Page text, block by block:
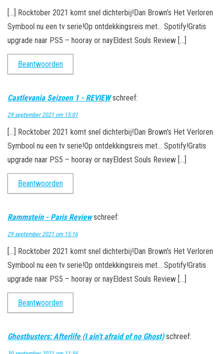
[…] Rocktober 2021 komt snel dichterbij!Dan Brown’s Het Verloren
Symbool nu een tv serie!Op ontdekkingsreis met… Spotify!Gratis
upgrade naar PS5 – hooray or nayEldest Souls Review […]
Beantwoorden
Castlevania Seizoen 1 - REVIEW schreef:
29 september 2021 om 15:01
[…] Rocktober 2021 komt snel dichterbij!Dan Brown’s Het Verloren
Symbool nu een tv serie!Op ontdekkingsreis met… Spotify!Gratis
upgrade naar PS5 – hooray or nayEldest Souls Review […]
Beantwoorden
Rammstein - Paris Review schreef:
29 september 2021 om 15:16
[…] Rocktober 2021 komt snel dichterbij!Dan Brown’s Het Verloren
Symbool nu een tv serie!Op ontdekkingsreis met… Spotify!Gratis
upgrade naar PS5 – hooray or nayEldest Souls Review […]
Beantwoorden
Ghostbusters: Afterlife (I ain't afraid of no Ghost) schreef: